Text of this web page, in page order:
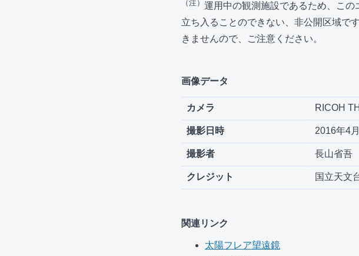
（注） 運用中の観測施設であるため、こ
立ち入ることのできない、非公開区域で
きませんので、ご注意ください。
画像データ
カメラ RICOH
撮影日時 2016年4
撮影者 長山省吾
クレジット 国立天文
関連リンク
太陽フレア望遠鏡